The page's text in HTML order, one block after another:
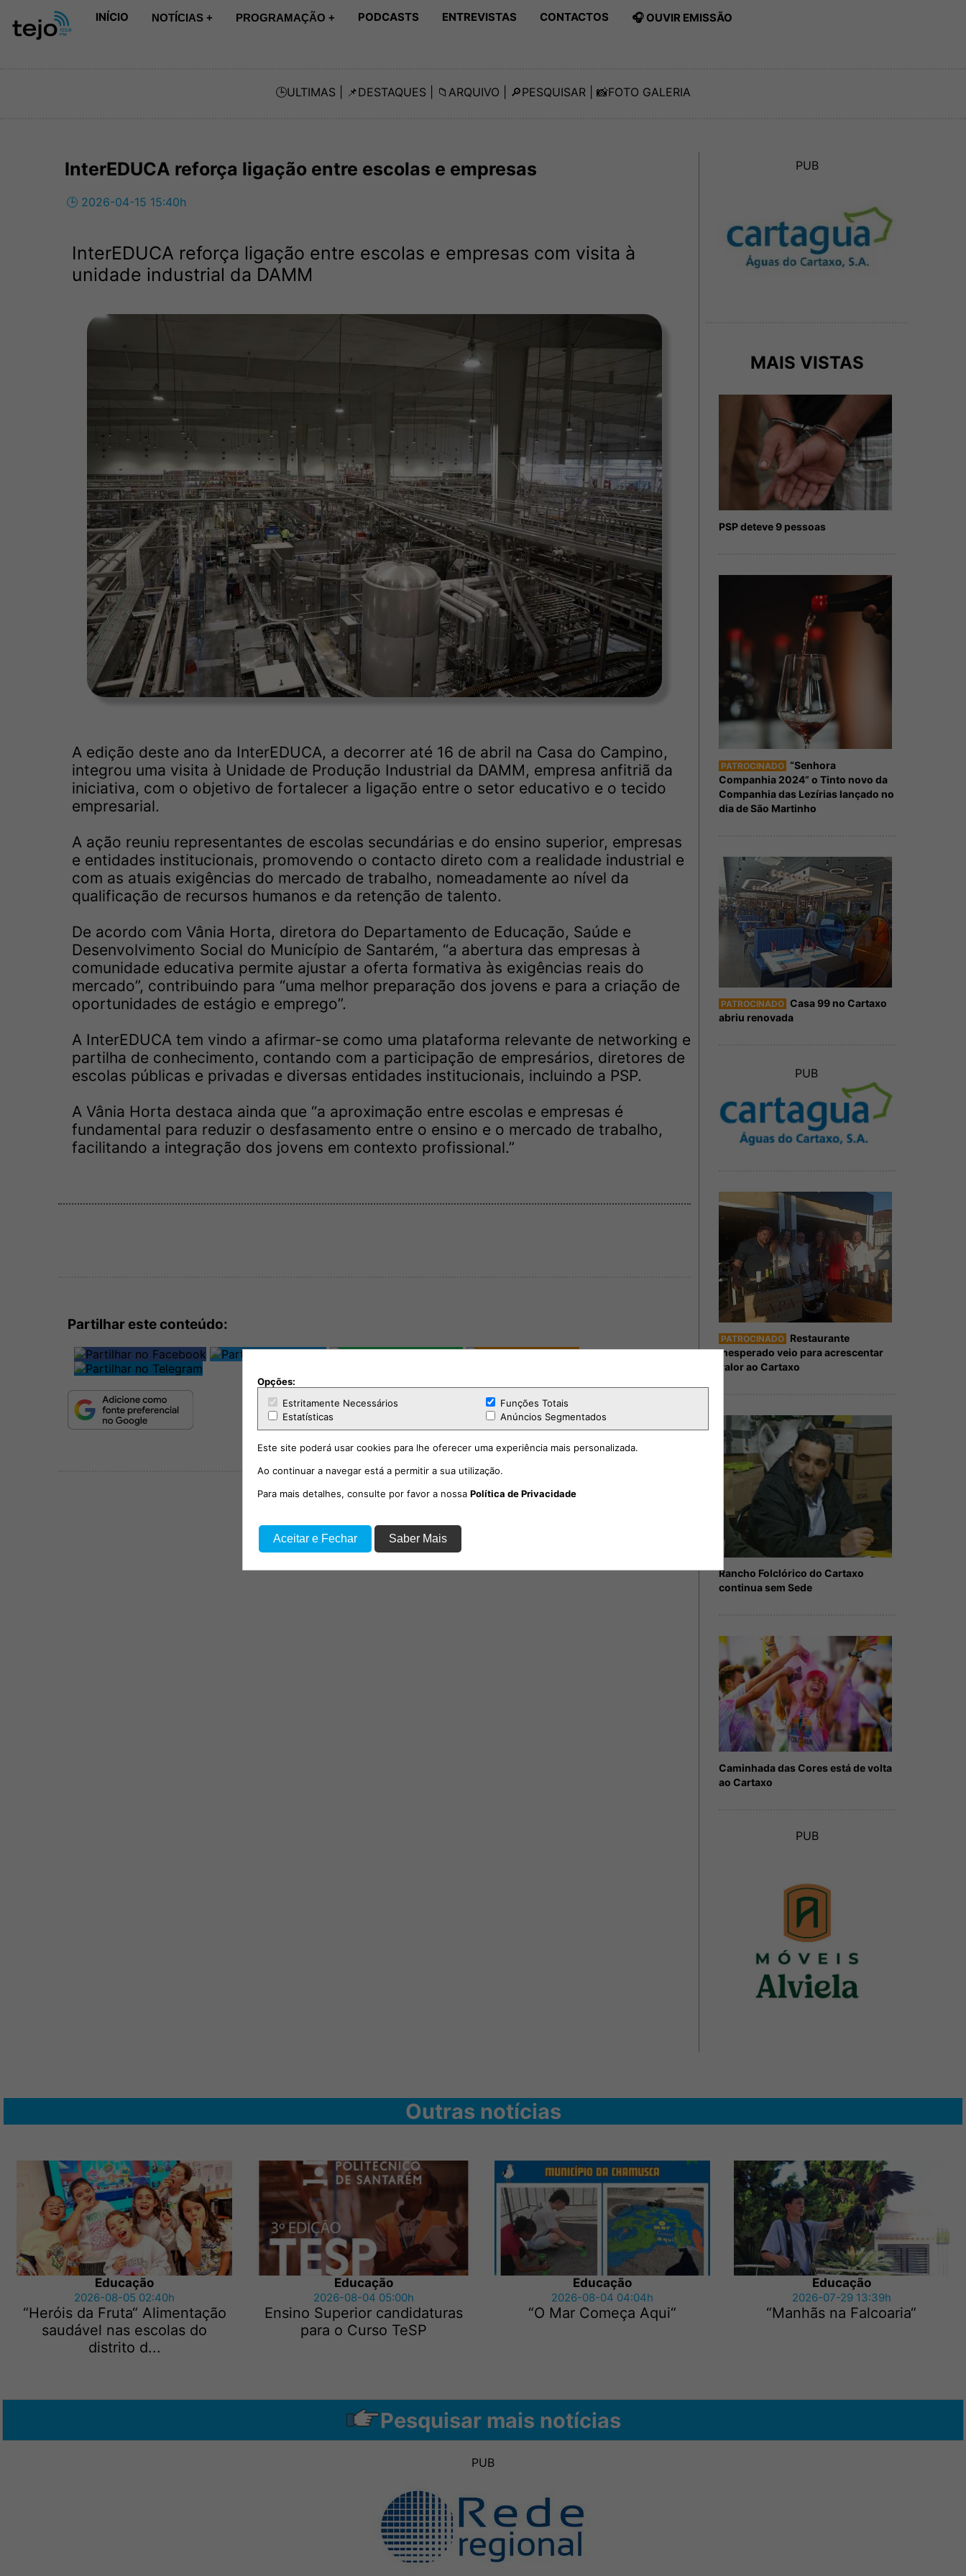
INÍCIO NOTÍCIAS + PROGRAMAÇÃO + PODCASTS ENTREVISTAS CONTACTOS 🎧 OUVIR EMISSÃO
🕒ULTIMAS | 📌DESTAQUES | 📁 ARQUIVO | 🔎PESQUISAR | 📸FOTO GALERIA
InterEDUCA reforça ligação entre escolas e empresas
🕒 2026-04-15 15:40h
InterEDUCA reforça ligação entre escolas e empresas com visita à
unidade industrial da DAMM
A edição deste ano da InterEDUCA, a decorrer até 16 de abril na Casa do Campino,
integrou uma visita à Unidade de Produção Industrial da DAMM, empresa anfitriã da
iniciativa, com o objetivo de fortalecer a ligação entre o setor educativo e o tecido
empresarial.
A ação reuniu representantes de escolas secundárias e do ensino superior, empresas
e entidades institucionais, promovendo o contacto direto com a realidade industrial e
com as atuais exigências do mercado de trabalho, nomeadamente ao nível da
qualificação de recursos humanos e da retenção de talento.
De acordo com Vânia Horta, diretora do Departamento de Educação, Saúde e
Desenvolvimento Social do Município de Santarém, “a abertura das empresas à
comunidade educativa permite ajustar a oferta formativa às exigências reais do
mercado”, contribuindo para “uma melhor preparação dos jovens e para a criação de
oportunidades de estágio e emprego”.
A InterEDUCA tem vindo a afirmar-se como uma plataforma relevante de networking e
partilha de conhecimento, contando com a participação de empresários, diretores de
escolas públicas e privadas e diversas entidades institucionais, incluindo a PSP.
A Vânia Horta destaca ainda que “a aproximação entre escolas e empresas é
fundamental para reduzir o desfasamento entre o ensino e o mercado de trabalho,
facilitando a integração dos jovens em contexto profissional.”
Partilhar este conteúdo:
PUB
MAIS VISTAS
PSP deteve 9 pessoas
PATROCINADO “Senhora
Companhia 2024” o Tinto novo da
Companhia das Lezírias lançado no
dia de São Martinho
PATROCINADO Casa 99 no Cartaxo
abriu renovada
PUB
PATROCINADO Restaurante
Inesperado veio para acrescentar
valor ao Cartaxo
Rancho Folclórico do Cartaxo
continua sem Sede
Caminhada das Cores está de volta
ao Cartaxo
PUB
Outras notícias
Educação
2026-08-05 02:40h
“Heróis da Fruta“ Alimentação
saudável nas escolas do
distrito d...
Educação
2026-08-04 05:00h
Ensino Superior candidaturas
para o Curso TeSP
Educação
2026-08-04 04:04h
“O Mar Começa Aqui“
Educação
2026-07-29 13:39h
“Manhãs na Falcoaria“
Pesquisar mais notícias
PUB
Opções:
Estritamente Necessários
Funções Totais
Estatísticas
Anúncios Segmentados
Este site poderá usar cookies para lhe oferecer uma experiência mais personalizada.
Ao continuar a navegar está a permitir a sua utilização.
Para mais detalhes, consulte por favor a nossa Política de Privacidade
Aceitar e Fechar Saber Mais